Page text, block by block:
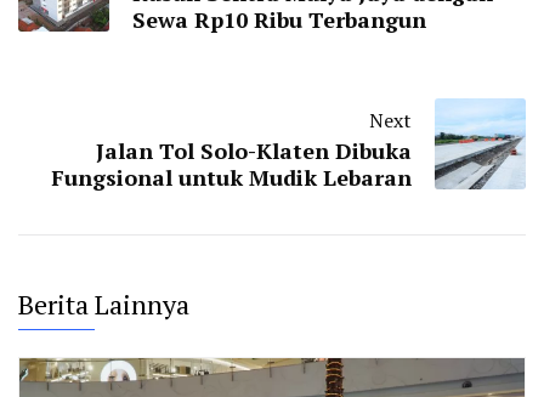
Sewa Rp10 Ribu Terbangun
Next
Jalan Tol Solo-Klaten Dibuka
Fungsional untuk Mudik Lebaran
Berita Lainnya